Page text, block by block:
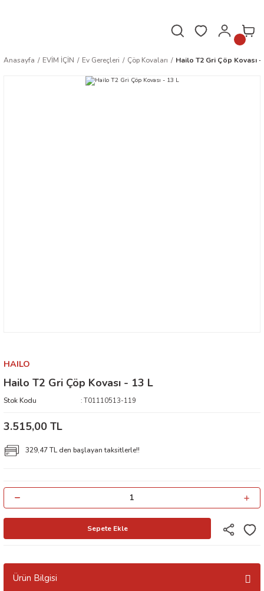
Anasayfa EVİM İÇİN Ev Gereçleri Çöp Kovaları Hailo T2 Gri Çöp Kovası -
HAILO
Hailo T2 Gri Çöp Kovası - 13 L
Stok Kodu T01110513-119
3.515,00 TL
329,47 TL den başlayan taksitlerle!!
Sepete Ekle
Ürün Bilgisi